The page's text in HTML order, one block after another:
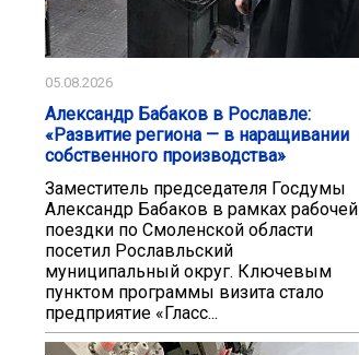
05.08.2026
Александр Бабаков в Рославле:
«Развитие региона — в наращивании
собственного производства»
Заместитель председателя Госдумы
Александр Бабаков в рамках рабочей
поездки по Смоленской области
посетил Рославльский
муниципальный округ. Ключевым
пунктом программы визита стало
предприятие «Гласс...